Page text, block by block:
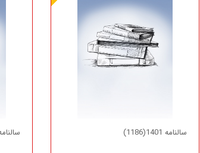
سالنامه 1401(1186) سالنامه